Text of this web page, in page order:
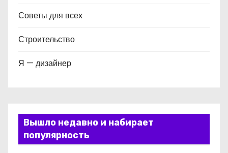
Советы для всех
Строительство
Я — дизайнер
Вышло недавно и набирает
популярность